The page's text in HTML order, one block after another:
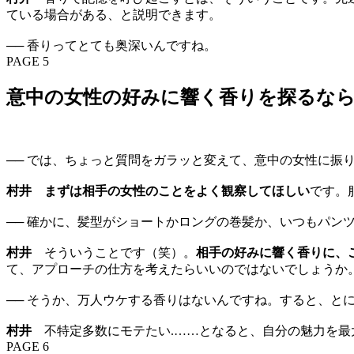
ている場合がある、と説明できます。
── 香りってとても奥深いんですね。
PAGE 5
意中の女性の好みに響く香りを探るな
── では、ちょっと質問をガラッと変えて、意中の女性に振
村井 まずは相手の女性のことをよく観察してほしいです。
── 確かに、髪型がショートかロングの巻髪か、いつもパン
村井 そういうことです（笑）。 相手の好みに響く香りに、
て、アプローチの仕方を考えたらいいのではないでしょうか
── そうか、万人ウケする香りはないんですね。すると、と
村井 不特定多数にモテたい.……となると、自分の魅力を最
PAGE 6